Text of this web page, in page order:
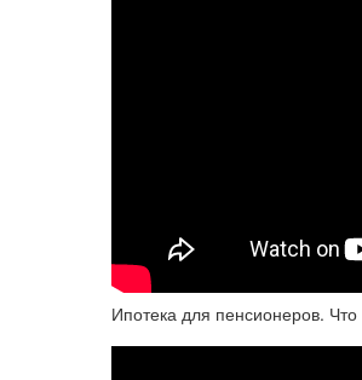
Ипотека для пенсионеров.